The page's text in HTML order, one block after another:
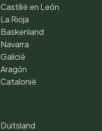
Castilië en León
La Rioja
Baskenland
Navarra
Galicië
Aragón
Catalonië
Duitsland